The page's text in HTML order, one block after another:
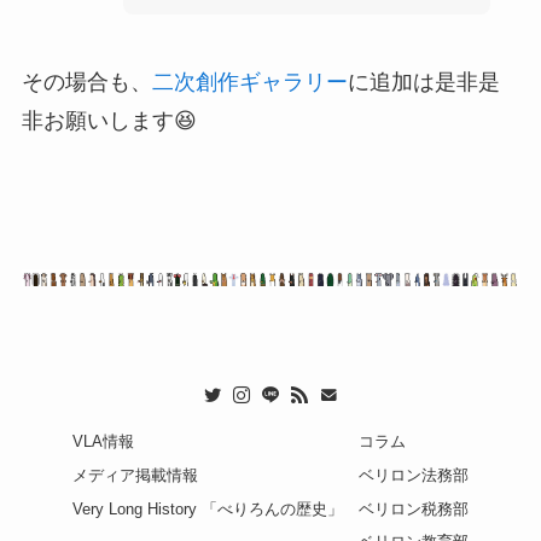
その場合も、 二次創作ギャラリーに追加は是非是
非お願いします😆
VLA情報
メディア掲載情報
Very Long History 「べりろんの歴史」
コラム
ベリロン法務部
ベリロン税務部